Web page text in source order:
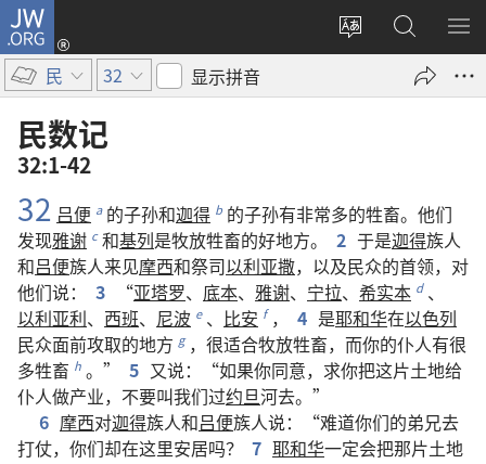
JW.ORG
更
网
登
录
开
搜
索
JW.ORG
显
菜
民 32 显示拼音
民数记
32:1-42
32 吕便 a 的子孙和迦得 b 的子孙有非常多的牲畜。 他们
发现雅谢 c 和基列是牧放牲畜的好地方。 2 于是迦得族人
和吕便族人来见摩西和祭司以利亚撒， 以及民众的首领， 对
他们说： 3 “亚塔罗、 底本、 雅谢、 宁拉、 希实本 d 、
以利亚利、 西班、 尼波 e 、 比安 f ， 4 是耶和华在以色列
民众面前攻取的地方 g ， 很适合牧放牲畜， 而你的仆人有很
多牲畜 h 。” 5 又说：“如果你同意， 求你把这片土地给
仆人做产业， 不要叫我们过约旦河去。”
6 摩西对迦得族人和吕便族人说：“难道你们的弟兄去
打仗， 你们却在这里安居吗？ 7 耶和华一定会把那片土地